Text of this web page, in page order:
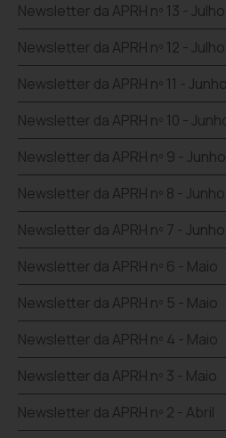
Newsletter da APRH nº 13 - Julho
Newsletter da APRH nº 12 - Julho
Newsletter da APRH nº 11 - Junho
Newsletter da APRH nº 10 -
Newsletter da APRH nº 9 - Junho
Newsletter da APRH nº 8 - Junho
Newsletter da APRH nº 7 - Junho
Newsletter da APRH nº 6 - Maio
Newsletter da APRH nº 5 - Maio
Newsletter da APRH nº 4 - Maio
Newsletter da APRH nº 3 - Maio
Newsletter da APRH nº 2 - Abril